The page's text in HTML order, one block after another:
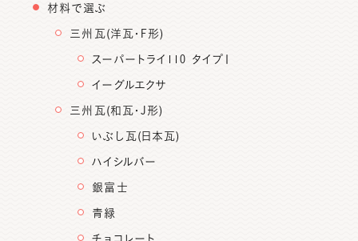
材料で選ぶ
三州瓦(洋瓦・F形)
スーパートライ110 タイプⅠ
イーグルエクサ
三州瓦(和瓦・J形)
いぶし瓦(日本瓦)
ハイシルバー
銀富士
青緑
チョコレート